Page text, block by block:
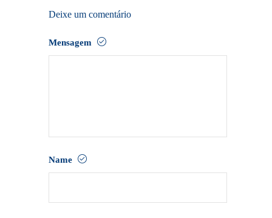
Deixe um comentário
Mensagem
Name